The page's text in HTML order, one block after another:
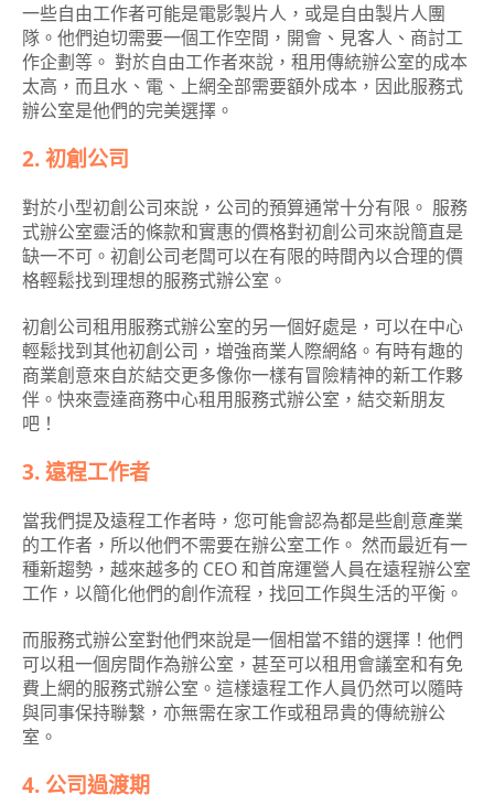
一些自由工作者可能是電影製片人，或是自由製片人團
隊。他們迫切需要一個工作空間，開會、見客人、商討工
作企劃等。 對於自由工作者來說，租用傳統辦公室的成本
太高，而且水、電、上網全部需要額外成本，因此服務式
辦公室是他們的完美選擇。
2. 初創公司
對於小型初創公司來說，公司的預算通常十分有限。 服務
式辦公室靈活的條款和實惠的價格對初創公司來說簡直是
缺一不可。初創公司老闆可以在有限的時間內以合理的價
格輕鬆找到理想的服務式辦公室。
初創公司租用服務式辦公室的另一個好處是，可以在中心
輕鬆找到其他初創公司，增強商業人際網絡。有時有趣的
商業創意來自於結交更多像你一樣有冒險精神的新工作夥
伴。快來壹達商務中心租用服務式辦公室，結交新朋友
吧！
3. 遠程工作者
當我們提及遠程工作者時，您可能會認為都是些創意產業
的工作者，所以他們不需要在辦公室工作。 然而最近有一
種新趨勢，越來越多的 CEO 和首席運營人員在遠程辦公室
工作，以簡化他們的創作流程，找回工作與生活的平衡。
而服務式辦公室對他們來說是一個相當不錯的選擇！他們
可以租一個房間作為辦公室，甚至可以租用會議室和有免
費上網的服務式辦公室。這樣遠程工作人員仍然可以隨時
與同事保持聯繫，亦無需在家工作或租昂貴的傳統辦公
室。
4. 公司過渡期